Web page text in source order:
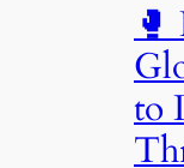
🥊
to